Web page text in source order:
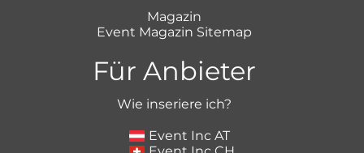
Magazin
Event Magazin Sitemap
Für Anbieter
Wie inseriere ich?
Event Inc AT